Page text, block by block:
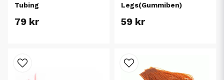
Tubing
79 kr
Legs(Gummiben)
59 kr